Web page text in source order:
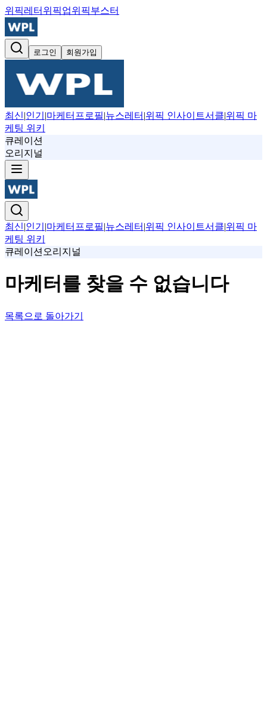
위픽레터 위픽업위픽부스터
로그인 회원가입
최신|인기 |마케터프로필|뉴스레터 |위픽 인사이트서클|위픽 마
케팅 위키
큐레이션
오리지널
최신|인기 |마케터프로필|뉴스레터 |위픽 인사이트서클|위픽 마
케팅 위키
큐레이션 오리지널
마케터를 찾을 수 없습니다
목록으로 돌아가기